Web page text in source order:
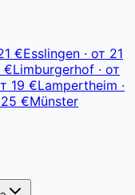
€Esslingen · от 21
€Limburgerhof · от
19 €Lampertheim ·
25 €Münster